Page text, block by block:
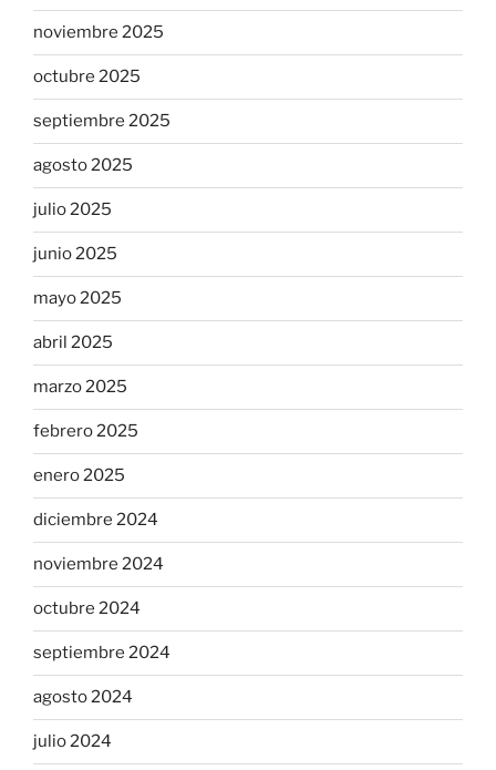
noviembre 2025
octubre 2025
septiembre 2025
agosto 2025
julio 2025
junio 2025
mayo 2025
abril 2025
marzo 2025
febrero 2025
enero 2025
diciembre 2024
noviembre 2024
octubre 2024
septiembre 2024
agosto 2024
julio 2024